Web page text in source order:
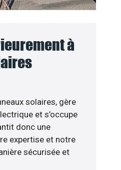
à
solaires, gère
et s’occupe
donc une
expertise et notre
sécurisée et